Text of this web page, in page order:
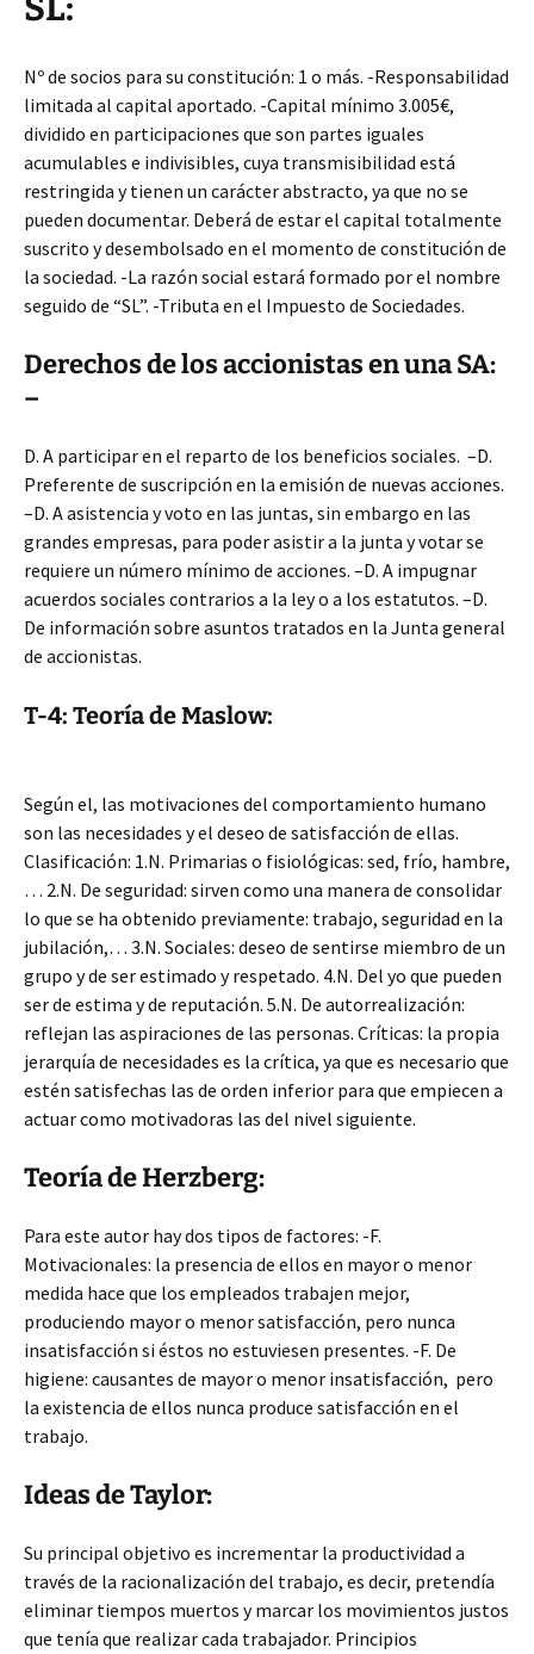
Nº de socios para su constitución: 1 o más. -Responsabilidad
limitada al capital aportado. -Capital mínimo 3.005€,
dividido en participaciones que son partes iguales
acumulables e indivisibles, cuya transmisibilidad está
restringida y tienen un carácter abstracto, ya que no se
pueden documentar. Deberá de estar el capital totalmente
suscrito y desembolsado en el momento de constitución de
la sociedad. -La razón social estará formado por el nombre
seguido de “SL”. -Tributa en el Impuesto de Sociedades.
Derechos de los accionistas en una SA:
–
D. A participar en el reparto de los beneficios sociales. –D.
Preferente de suscripción en la emisión de nuevas acciones.
–D. A asistencia y voto en las juntas, sin embargo en las
grandes empresas, para poder asistir a la junta y votar se
requiere un número mínimo de acciones. –D. A impugnar
acuerdos sociales contrarios a la ley o a los estatutos. –D.
De información sobre asuntos tratados en la Junta general
de accionistas.
T-4: Teoría de Maslow:
Según el, las motivaciones del comportamiento humano
son las necesidades y el deseo de satisfacción de ellas.
Clasificación: 1.N. Primarias o fisiológicas: sed, frío, hambre,
… 2.N. De seguridad: sirven como una manera de consolidar
lo que se ha obtenido previamente: trabajo, seguridad en la
jubilación,… 3.N. Sociales: deseo de sentirse miembro de un
grupo y de ser estimado y respetado. 4.N. Del yo que pueden
ser de estima y de reputación. 5.N. De autorrealización:
reflejan las aspiraciones de las personas. Críticas: la propia
jerarquía de necesidades es la crítica, ya que es necesario que
estén satisfechas las de orden inferior para que empiecen a
actuar como motivadoras las del nivel siguiente.
Teoría de Herzberg:
Para este autor hay dos tipos de factores: -F.
Motivacionales: la presencia de ellos en mayor o menor
medida hace que los empleados trabajen mejor,
produciendo mayor o menor satisfacción, pero nunca
insatisfacción si éstos no estuviesen presentes. -F. De
higiene: causantes de mayor o menor insatisfacción, pero
la existencia de ellos nunca produce satisfacción en el
trabajo.
Ideas de Taylor:
Su principal objetivo es incrementar la productividad a
través de la racionalización del trabajo, es decir, pretendía
eliminar tiempos muertos y marcar los movimientos justos
que tenía que realizar cada trabajador. Principios